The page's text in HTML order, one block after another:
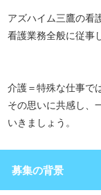
アズハイム三鷹の看
看護業務全般に従事
介護＝特殊な仕事で
その思いに共感し、
いきましょう。
募集の背景